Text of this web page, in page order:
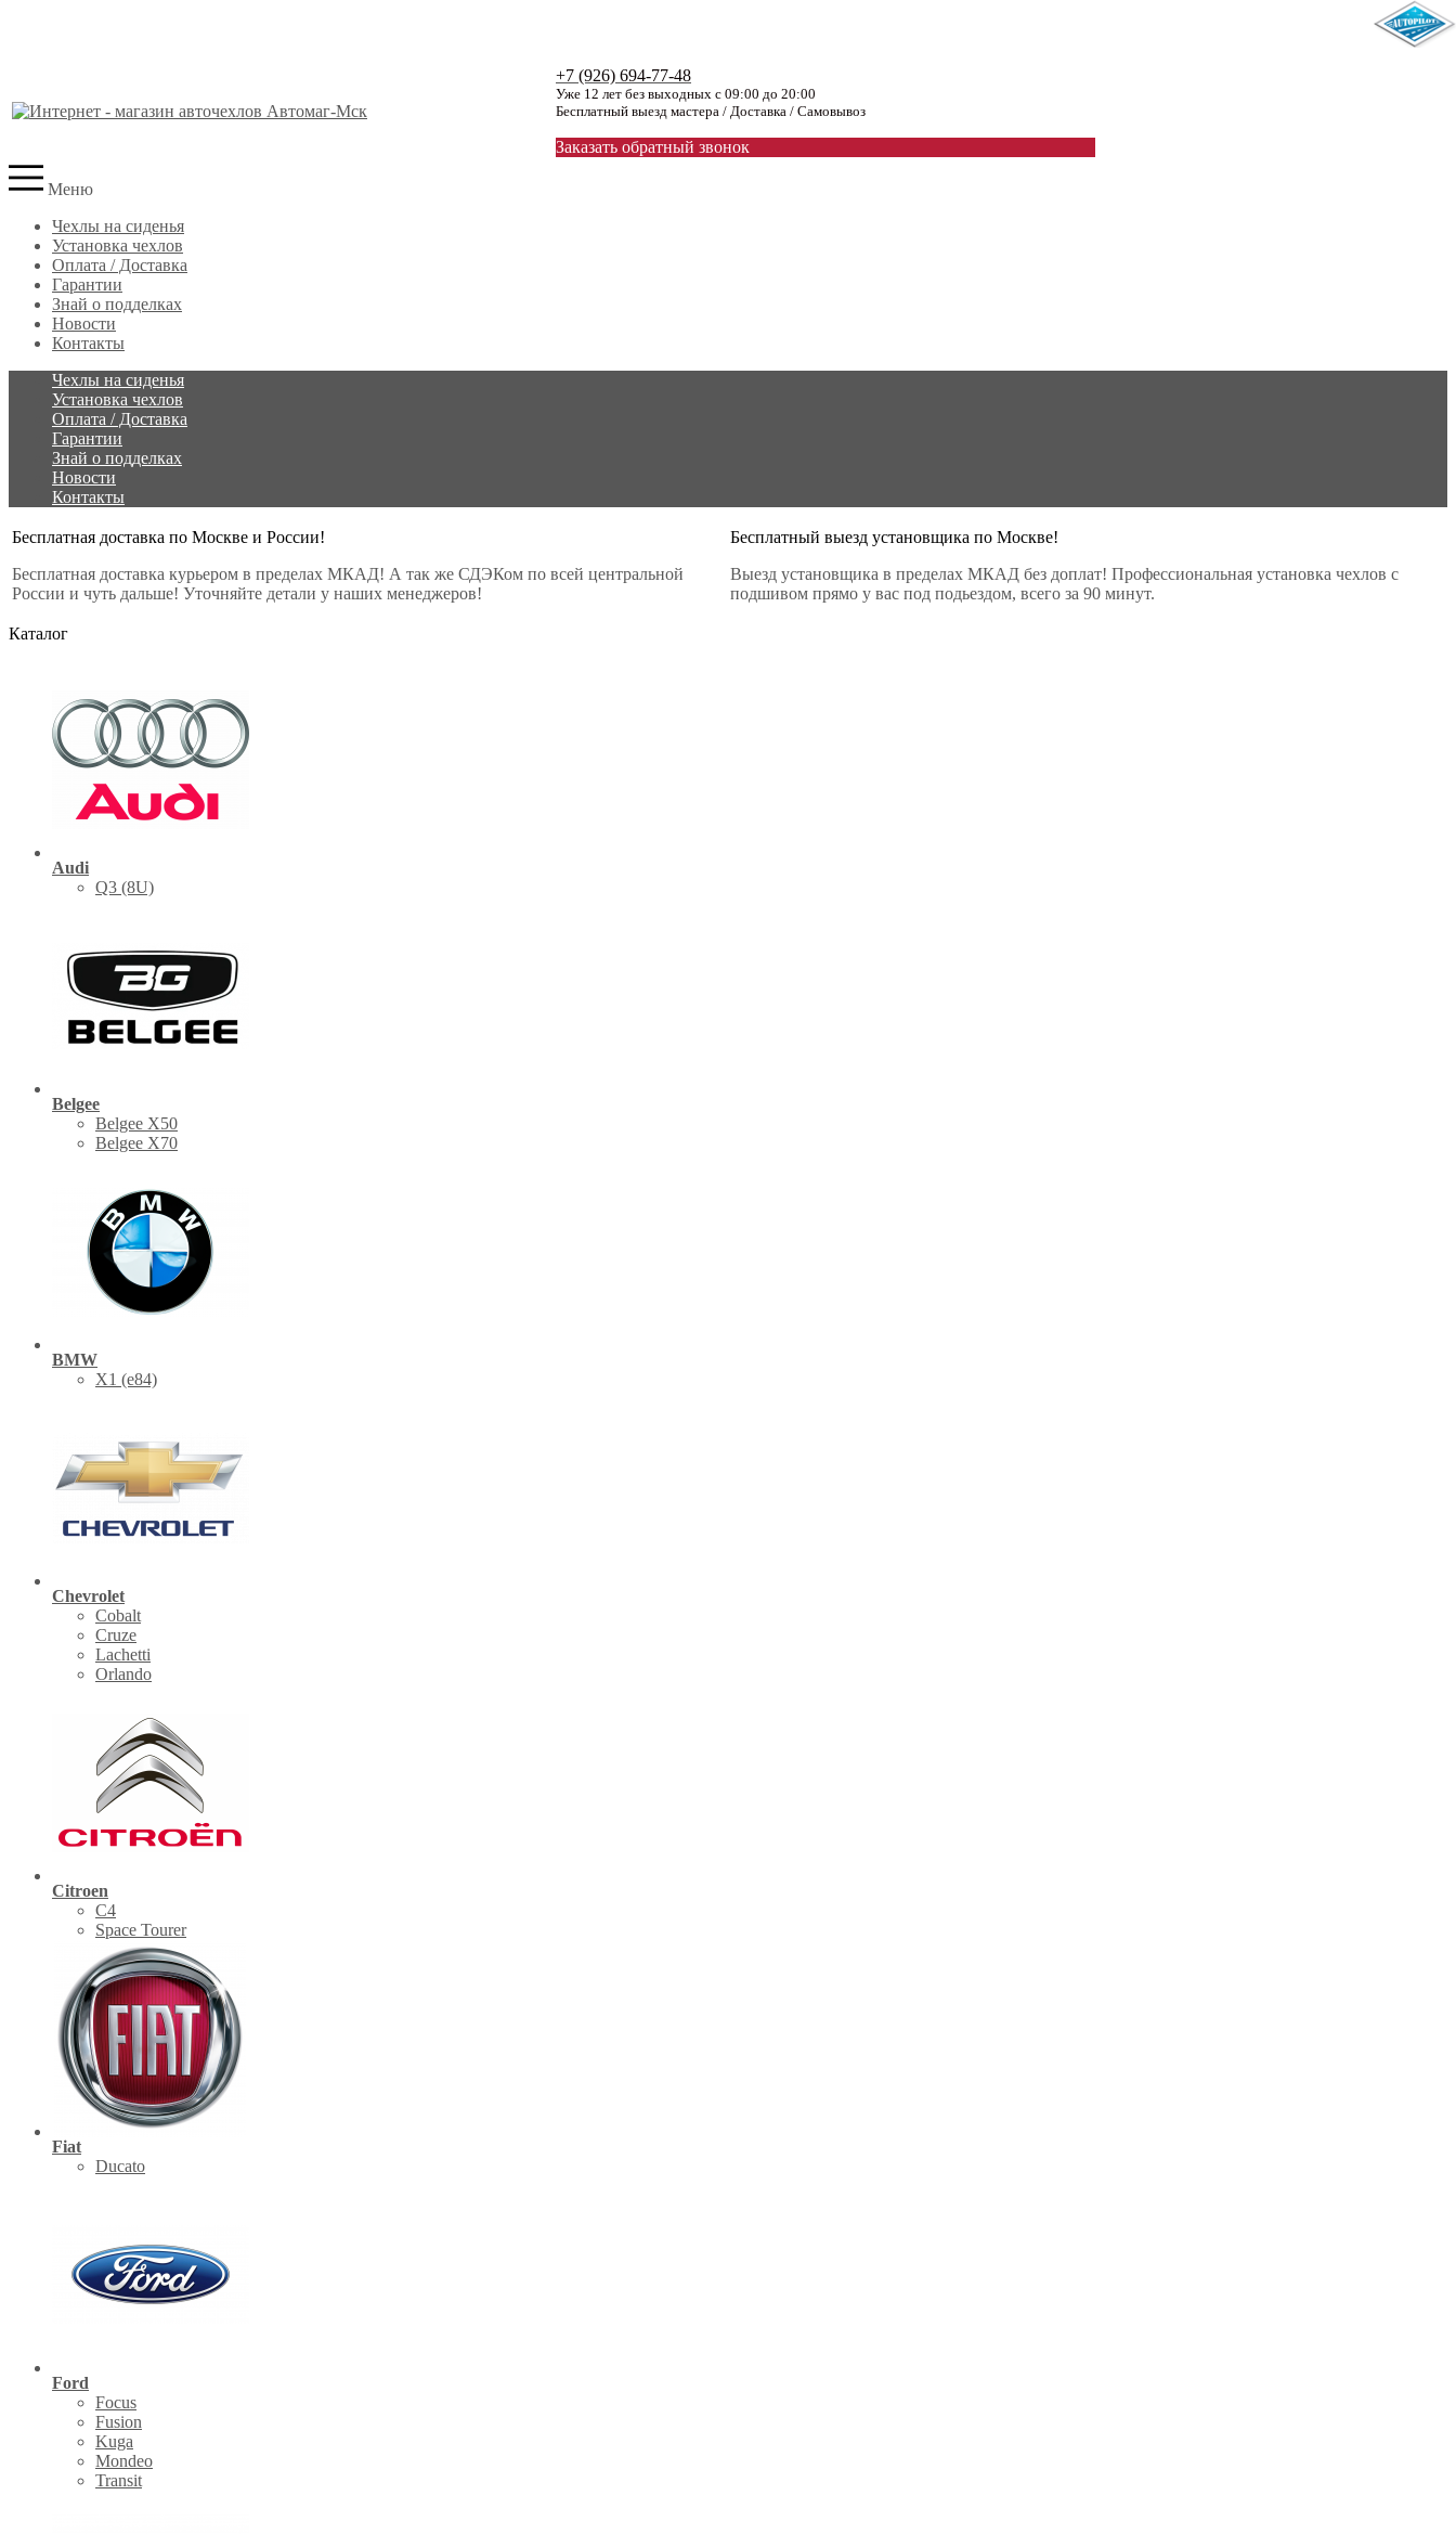
+7 (926) 694-77-48
Уже 12 лет без выходных с 09:00 до 20:00
Бесплатный выезд мастера / Доставка / Самовывоз
Заказать обратный звонок
Меню
Чехлы на сиденья
Установка чехлов
Оплата / Доставка
Гарантии
Знай о подделках
Новости
Контакты
Чехлы на сиденья
Установка чехлов
Оплата / Доставка
Гарантии
Знай о подделках
Новости
Контакты
Бесплатная доставка по Москве и России!
Бесплатная доставка курьером в пределах МКАД! А так же СДЭКом по всей центральной
России и чуть дальше! Уточняйте детали у наших менеджеров!
Бесплатный выезд установщика по Москве!
Выезд установщика в пределах МКАД без доплат! Профессиональная установка чехлов с
подшивом прямо у вас под подьездом, всего за 90 минут.
Каталог
Audi
Q3 (8U)
Belgee
Belgee X50
Belgee X70
BMW
X1 (е84)
Chevrolet
Cobalt
Cruze
Lachetti
Orlando
Citroen
C4
Space Tourer
Fiat
Ducato
Ford
Focus
Fusion
Kuga
Mondeo
Transit